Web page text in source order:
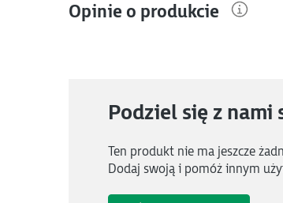
Opinie o produkcie
Podziel się z nami
Ten produkt nie ma jeszcze
Dodaj swoją i pomóż innym